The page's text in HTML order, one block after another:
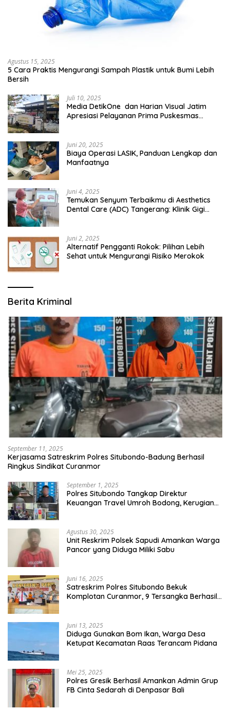
Agustus 15, 2025
5 Cara Praktis Mengurangi Sampah Plastik untuk Bumi Lebih
Bersih
Juli 10, 2025
Media DetikOne dan Harian Visual Jatim
Apresiasi Pelayanan Prima Puskesmas
Juni 20, 2025
Biaya Operasi LASIK, Panduan Lengkap dan
Manfaatnya
Juni 4, 2025
Temukan Senyum Terbaikmu di Aesthetics
Dental Care (ADC) Tangerang: Klinik Gigi
Juni 2, 2025
Alternatif Pengganti Rokok: Pilihan Lebih
Sehat untuk Mengurangi Risiko Merokok
Berita Kriminal
September 11, 2025
Kerjasama Satreskrim Polres Situbondo-Badung Berhasil
Ringkus Sindikat Curanmor
September 1, 2025
Polres Situbondo Tangkap Direktur
Keuangan Travel Umroh Bodong, Kerugian
Agustus 30, 2025
Unit Reskrim Polsek Sapudi Amankan Warga
Pancor yang Diduga Miliki Sabu
Juni 16, 2025
Satreskrim Polres Situbondo Bekuk
Komplotan Curanmor, 9 Tersangka Berhasil
Juni 13, 2025
Diduga Gunakan Bom Ikan, Warga Desa
Ketupat Kecamatan Raas Terancam Pidana
Mei 25, 2025
Polres Gresik Berhasil Amankan Admin Grup
FB Cinta Sedarah di Denpasar Bali